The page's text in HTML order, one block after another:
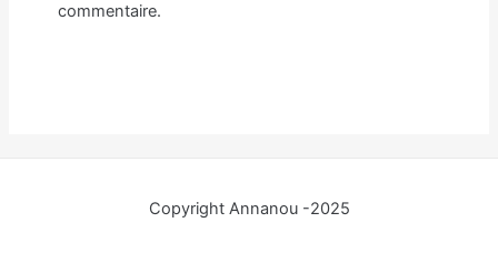
commentaire.
Copyright Annanou -2025